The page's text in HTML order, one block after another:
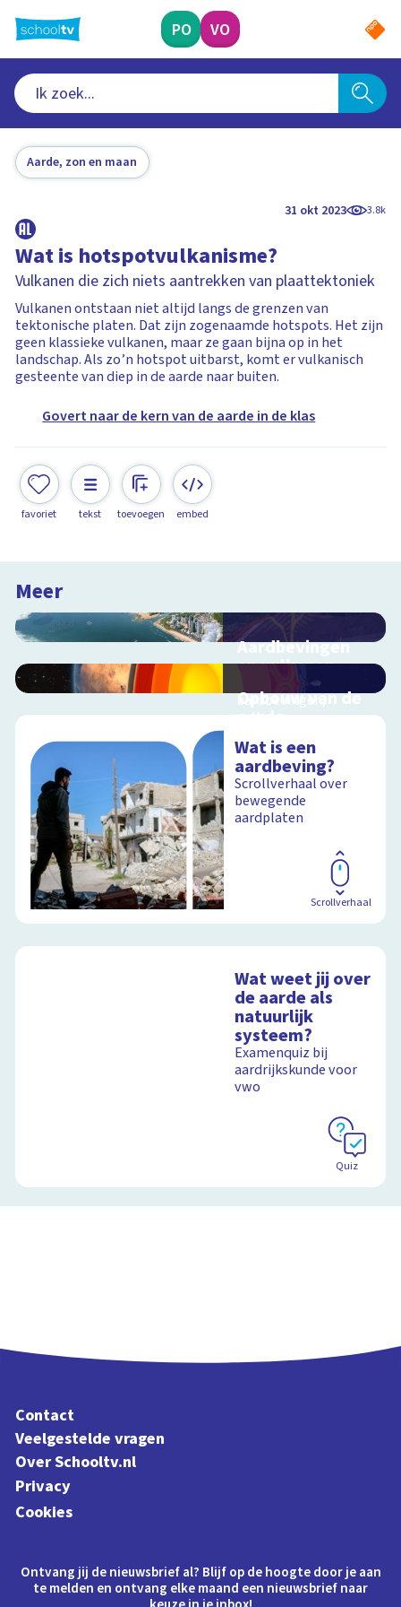
naar
hoofdinhoud
PO VO
Aarde, zon en maan
31 okt 2023 3.8k
Wat is hotspotvulkanisme?
Vulkanen die zich niets aantrekken van plaattektoniek
Vulkanen ontstaan niet altijd langs de grenzen van
tektonische platen. Dat zijn zogenaamde hotspots. Het zijn
geen klassieke vulkanen, maar ze gaan bijna op in het
landschap. Als zo’n hotspot uitbarst, komt er vulkanisch
gesteente van diep in de aarde naar buiten.
Govert naar de kern van de aarde in de klas
favoriet tekst toevoegen embed
Meer
Aardbevingen
en vulkanen
Hoe ontstaan
aardbevingen,
vulkanen en
Opbouw van de
aarde
schoolplaat over
aardlagen
Wat is een
aardbeving?
Scrollverhaal over
bewegende
aardplaten
Scrollverhaal
Wat weet jij over
de aarde als
natuurlijk
systeem?
Examenquiz bij
aardrijkskunde voor
vwo
Quiz
Contact
Veelgestelde vragen
Over Schooltv.nl
Privacy
Cookies
Ontvang jij de nieuwsbrief al? Blijf op de hoogte door je aan
te melden en ontvang elke maand een nieuwsbrief naar